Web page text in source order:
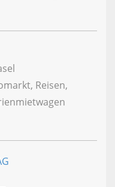
Reisen,